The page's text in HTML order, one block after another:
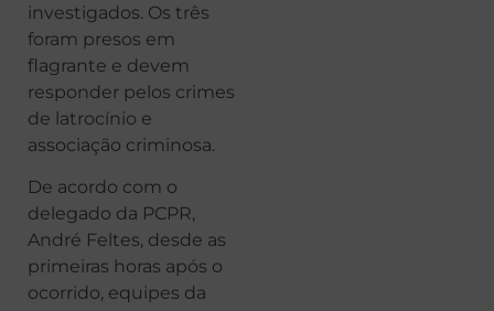
investigados. Os três
foram presos em
flagrante e devem
responder pelos crimes
de latrocínio e
associação criminosa.
De acordo com o
delegado da PCPR,
André Feltes, desde as
primeiras horas após o
ocorrido, equipes da